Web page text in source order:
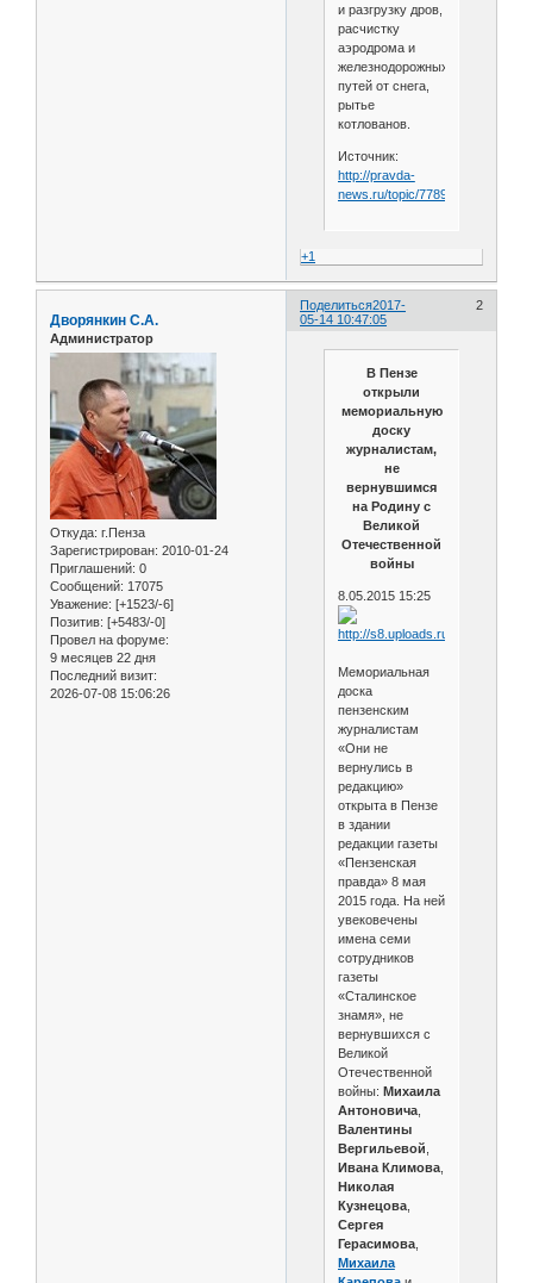
и разгрузку дров,
расчистку
аэродрома и
железнодорожных
путей от снега,
рытье
котлованов.
Источник:
http://pravda-
news.ru/topic/77893.html
+1
Поделиться 2
2017-
05-14 10:47:05
Дворянкин С.А.
Администратор
Откуда: г.Пенза
Зарегистрирован: 2010-01-24
Приглашений: 0
Сообщений: 17075
Уважение: [+1523/-6]
Позитив: [+5483/-0]
Провел на форуме:
9 месяцев 22 дня
Последний визит:
2026-07-08 15:06:26
В Пензе
открыли
мемориальную
доску
журналистам,
не
вернувшимся
на Родину с
Великой
Отечественной
войны
8.05.2015 15:25
Мемориальная
доска
пензенским
журналистам
«Они не
вернулись в
редакцию»
открыта в Пензе
в здании
редакции газеты
«Пензенская
правда» 8 мая
2015 года. На ней
увековечены
имена семи
сотрудников
газеты
«Сталинское
знамя», не
вернувшихся с
Великой
Отечественной
войны: Михаила
Антоновича,
Валентины
Вергильевой,
Ивана Климова,
Николая
Кузнецова,
Сергея
Герасимова,
Михаила